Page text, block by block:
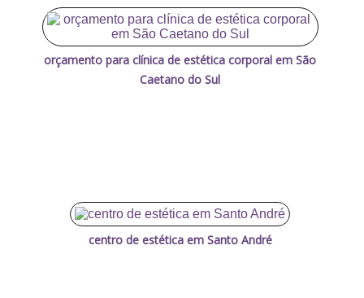
orçamento para clínica de estética corporal em São
Caetano do Sul
centro de estética em Santo André